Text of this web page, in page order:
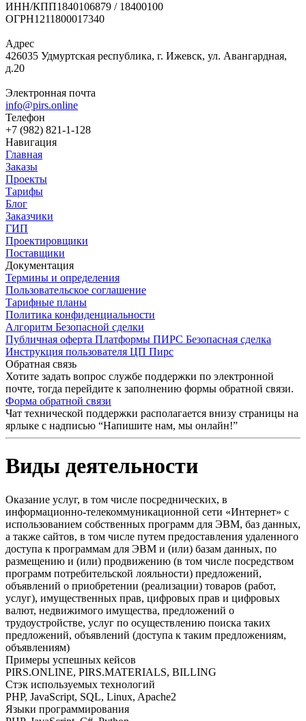
ИНН/КПП1840106879 / 18400100
ОГРН1211800017340
Адрес
426035 Удмуртская республика, г. Ижевск, ул. Авангардная,
д.20
Электронная почта
info@pirs.online
Телефон
+7 (982) 821-1-128
Навигация
Главная
Заказы
Проекты
Тарифы
Блог
Заказчики
ГИП
Проектировщики
Поставщики
Документация
Термины и определения
Пользовательское соглашение
Тарифные планы
Политика конфиденциальности
Алгоритм Безопасной сделки
Публичная оферта Платформы ПИРС Безопасная сделка
Инструкция пользователя ЦП Пирс
Обратная связь
Хотите задать вопрос службе поддержки по электронной
почте, тогда перейдите к заполнению формы обратной связи.
Форма обратной связи
Чат технической поддержки располагается внизу страницы на
ярлыке с надписью “Напишите нам, мы онлайн!”
Виды деятельности
Оказание услуг, в том числе посреднических, в
информационно-телекоммуникационной сети «Интернет» с
использованием собственных программ для ЭВМ, баз данных,
а также сайтов, в том числе путем предоставления удаленного
доступа к программам для ЭВМ и (или) базам данных, по
размещению и (или) продвижению (в том числе посредством
программ потребительской лояльности) предложений,
объявлений о приобретении (реализации) товаров (работ,
услуг), имущественных прав, цифровых прав и цифровых
валют, недвижимого имущества, предложений о
трудоустройстве, услуг по осуществлению поиска таких
предложений, объявлений (доступа к таким предложениям,
объявлениям)
Примеры успешных кейсов
PIRS.ONLINE, PIRS.MATERIALS, BILLING
Стэк используемых технологий
PHP, JavaScript, SQL, Linux, Apache2
Языки программирования